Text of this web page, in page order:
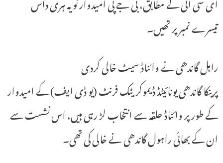
تیسرے نمبر پر تھیں۔
راہل گاندھی نے وائناڈ سیٹ خالی کردی
پرینکا گاندھی یونائیٹڈ ڈیموکریٹک فرنٹ (یو ڈی ایف) کے امیدوار
کے طور پر وائناڈ حلقہ سے انتخاب لڑ رہی ہیں، اس نشست سے
ان کے بھائی راہول گاندھی نے خالی کی تھی۔